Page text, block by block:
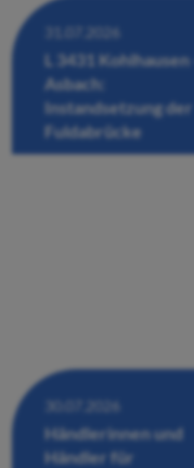
31.07.2026
L 3431 Kohlhausen –
Asbach:
Instandsetzung der
Fuldabrücke
30.07.2026
Händlerinnen und
Händler für